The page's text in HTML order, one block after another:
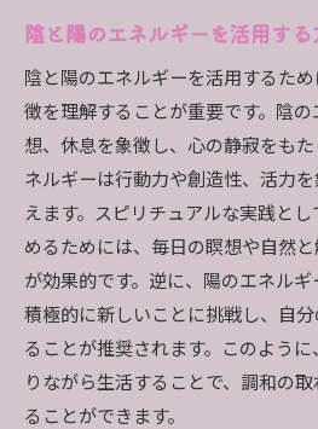
ネガティブエネルギーを
体例
アファメーションの効果
スピリチュアルな成長と
係
健康的な生活習慣がスピリ
与える影響
食事がエネルギーに与え
運動とスピリチュアルな
睡眠の質とエネルギーバ
健康的な生活習慣を維持
陰と陽のエネルギーを活用する
陰と陽のエネルギーを活用するた
徴を理解することが重要です。陰
想、休息を象徴し、心の静寂をも
ネルギーは行動力や創造性、活力
えます。スピリチュアルな実践と
めるためには、毎日の瞑想や自然
が効果的です。逆に、陽のエネルギ
積極的に新しいことに挑戦し、自
ることが推奨されます。このよう
りながら生活することで、調和の
ることができます。